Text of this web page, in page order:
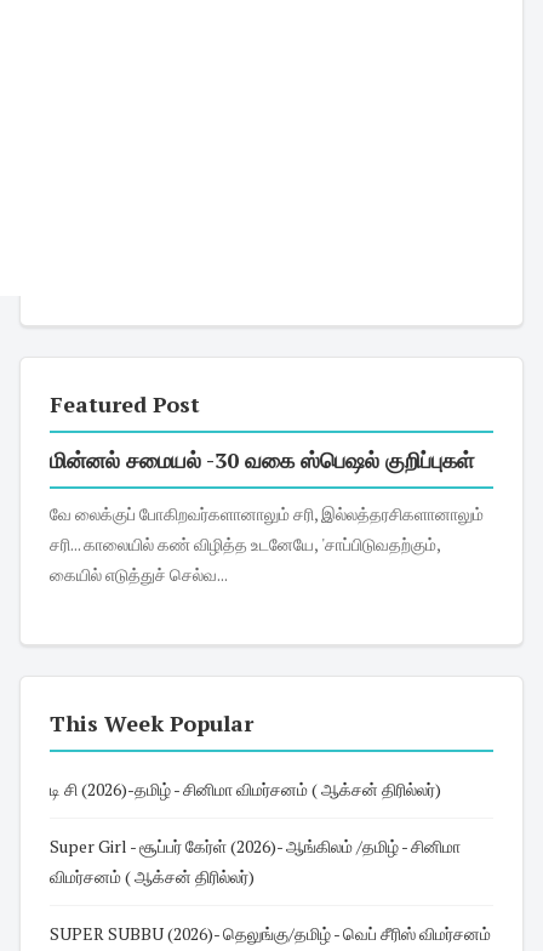
Featured Post
மின்னல் சமையல் -30 வகை ஸ்பெஷல் குறிப்புகள்
வே லைக்குப் போகிறவர்களானாலும் சரி, இல்லத்தரசிகளானாலும்
சரி... காலையில் கண் விழித்த உடனேயே, 'சாப்பிடுவதற்கும்,
கையில் எடுத்துச் செல்வ...
This Week Popular
டி சி (2026)-தமிழ் - சினிமா விமர்சனம் ( ஆக்சன் திரில்லர்)
Super Girl - சூப்பர் கேர்ள் (2026)- ஆங்கிலம் /தமிழ் - சினிமா
விமர்சனம் ( ஆக்சன் திரில்லர்)
SUPER SUBBU (2026)- தெலுங்கு/தமிழ் - வெப் சீரிஸ் விமர்சனம்